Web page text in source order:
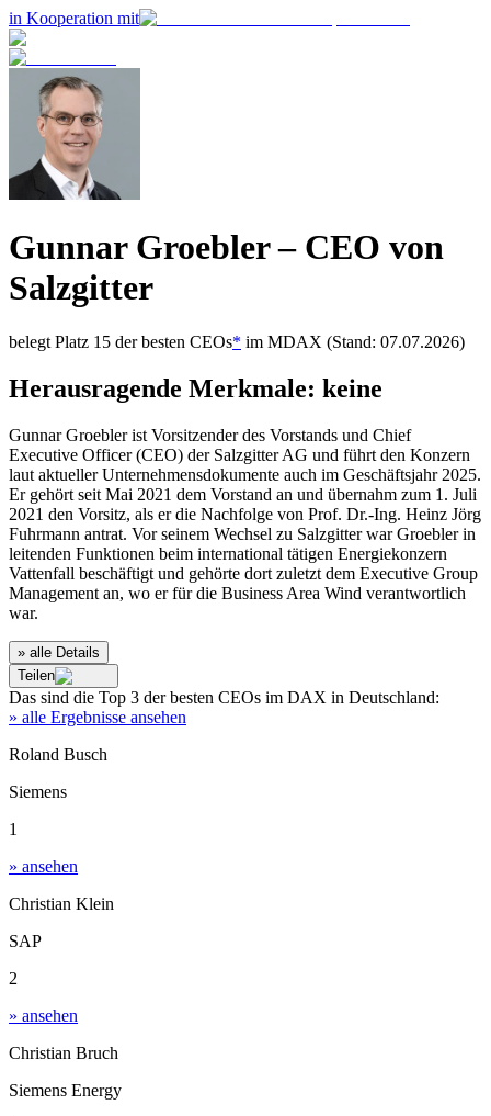
in Kooperation mit
Gunnar Groebler– CEO von
Salzgitter
belegt Platz 15 der besten CEOs* im MDAX (Stand: 07.07.2026)
Herausragende Merkmale: keine
Gunnar Groebler ist Vorsitzender des Vorstands und Chief
Executive Officer (CEO) der Salzgitter AG und führt den Konzern
laut aktueller Unternehmensdokumente auch im Geschäftsjahr 2025.
Er gehört seit Mai 2021 dem Vorstand an und übernahm zum 1. Juli
2021 den Vorsitz, als er die Nachfolge von Prof. Dr.-Ing. Heinz Jörg
Fuhrmann antrat. Vor seinem Wechsel zu Salzgitter war Groebler in
leitenden Funktionen beim international tätigen Energiekonzern
Vattenfall beschäftigt und gehörte dort zuletzt dem Executive Group
Management an, wo er für die Business Area Wind verantwortlich
war.
» alle Details
Teilen
Das sind die Top 3 der besten CEOs im DAX in Deutschland:
» alle Ergebnisse ansehen
Roland Busch
Siemens
1
» ansehen
Christian Klein
SAP
2
» ansehen
Christian Bruch
Siemens Energy